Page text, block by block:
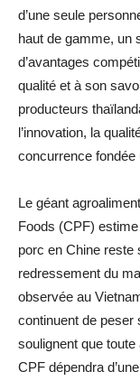
d’une seule
haut de gamme, un
d’avantages
qualité et à son
producteurs
l’innovation, la
concurrence
Le géant
Foods (CPF)
porc en Chine reste
redressement du
observée au
continuent de peser
soulignent que
CPF dépendra